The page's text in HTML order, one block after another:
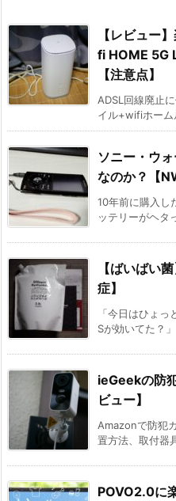
【レビュー
fi HOME 5G
【注意点】
ADSL回線廃止
イル+wifiホーム
ソニー・ウ
なのか？【
10年前に購入し
ッテリーがヘタ
【ばいばい
症】
「今日はひょ
Sが効いてた？
ieGeekの防
ビュー】
Amazonで防犯
置方法、取付器
POVO2.0に